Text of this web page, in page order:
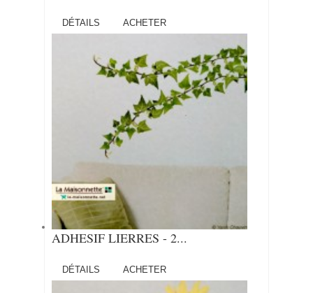
DÉTAILS ACHETER
ADHESIF LIERRES - 2...
DÉTAILS ACHETER